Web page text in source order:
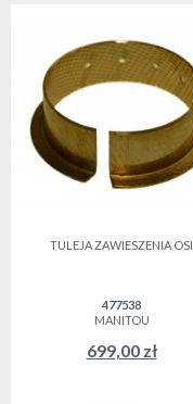
TULEJA ZAWIESZENIA OSI
477538
MANITOU
699,00 zł